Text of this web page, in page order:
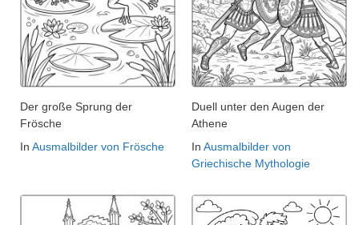
Der große Sprung der
Frösche
In Ausmalbilder von Frösche
Duell unter den Augen der
Athene
In Ausmalbilder von
Griechische Mythologie